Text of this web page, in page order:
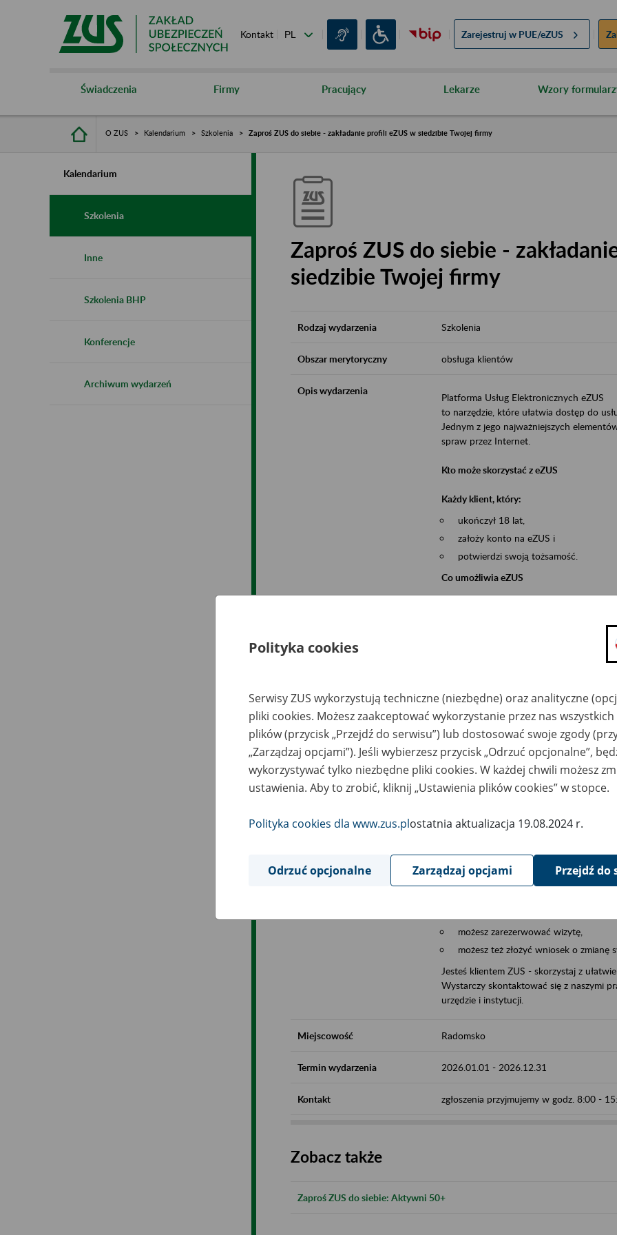
Kontakt Zarejestruj w PUE/eZUS
Świadczenia Firmy Pracujący Lekarze Wzory
O ZUS Kalendarium Szkolenia Zaproś ZUS do siebie - zakładanie profili eZUS w siedzibie Twojej firmy
Kalendarium
Szkolenia
Inne
Szkolenia BHP
Konferencje
Archiwum wydarzeń
Zaproś ZUS do siebie -
siedzibie Twojej firmy
Rodzaj wydarzenia Szkolenia
Obszar merytoryczny obsługa klientów
Opis wydarzenia
Platforma Usług Elektronicznych eZUS
to narzędzie, które ułatwia dostęp do
Jednym z jego najważniejszych
spraw przez Internet.
Kto może skorzystać z eZUS
Każdy klient, który:
ukończył 18 lat,
założy konto na eZUS i
potwierdzi swoją tożsamość.
Co umożliwia eZUS
wgląd do danych zgromadzonych w
składanie wniosków i otrzymywanie
zadawanie pytań i otrzymywanie
Jeśli jesteś osobą ubezpieczoną (np.
możesz sprawdzić swoje dane
masz dostęp do informacji o stanie
masz dostęp do informacji o
Jeśli jesteś płatnikiem składek (np.
możesz skorzystać z aplikacji
ubezpieczeń, wypełnisz i
ZUS,
możesz złożyć wniosek o wydanie
masz dostęp do zwolnień lekarskich
Jeśli jesteś świadczeniobiorcą
masz dostęp m.in. do formularza
do formularza PIT 40A, czyli
możesz zarezerwować wizytę,
możesz też złożyć wniosek o zmianę
Jesteś klientem ZUS - skorzystaj z
Wystarczy skontaktować się z naszymi
urzędzie i instytucji.
Miejscowość Radomsko
Termin wydarzenia 2026.01.01 - 2026.12.31
Kontakt zgłoszenia przyjmujemy w godz. 8:00 -
Zobacz także
Zaproś ZUS do siebie: Aktywni 50+
Polityka cookies
Serwisy ZUS wykorzystują techniczne (niezbędne) oraz analityczne
pliki cookies. Możesz zaakceptować wykorzystanie przez nas
plików (przycisk „Przejdź do serwisu”) lub dostosować swoje zgody
„Zarządzaj opcjami”). Jeśli wybierzesz przycisk „Odrzuć opcjonalne”,
wykorzystywać tylko niezbędne pliki cookies. W każdej chwili możesz
ustawienia. Aby to zrobić, kliknij „Ustawienia plików cookies” w stopce.
Polityka cookies dla www.zus.plostatnia aktualizacja 19.08.2024 r.
Odrzuć opcjonalne Zarządzaj opcjami Przejdź do